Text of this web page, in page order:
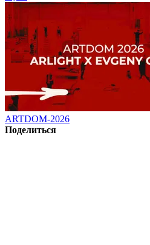
ARTDOM-2026
Поделиться